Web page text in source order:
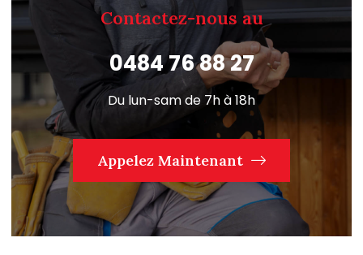
Contactez-nous au
0484 76 88 27
Du lun-sam de 7h à 18h
Appelez Maintenant